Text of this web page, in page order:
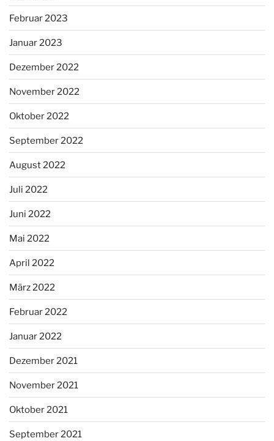
Februar 2023
Januar 2023
Dezember 2022
November 2022
Oktober 2022
September 2022
August 2022
Juli 2022
Juni 2022
Mai 2022
April 2022
März 2022
Februar 2022
Januar 2022
Dezember 2021
November 2021
Oktober 2021
September 2021